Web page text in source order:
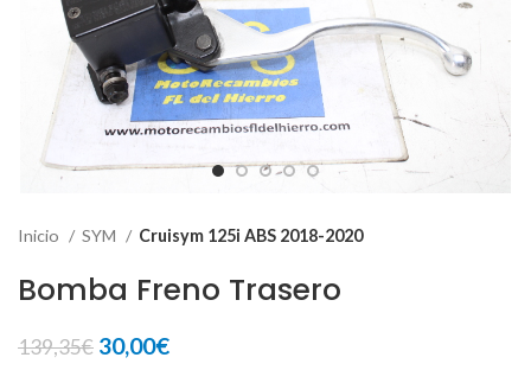
Inicio SYM Cruisym 125i ABS 2018-2020
Bomba Freno Trasero
139,35€ El
30,00€El